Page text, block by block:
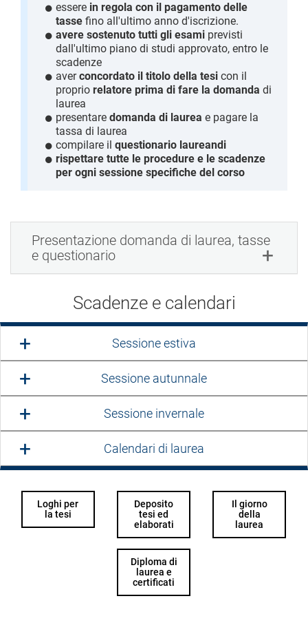
essere in regola con il pagamento delle
tasse fino all'ultimo anno d'iscrizione.
avere sostenuto tutti gli esami previsti
dall'ultimo piano di studi approvato, entro le
scadenze
averconcordato il titolo della tesi con il
proprio relatore prima di fare la domanda di
laurea
presentare domanda di laurea e pagare la
tassa di laurea
compilare il questionario laureandi
rispettare tutte le procedure e le scadenze
per ogni sessione specifiche del corso
Presentazione domanda di laurea, tasse
e questionario
Scadenze e calendari
Sessione estiva
Sessione autunnale
Sessione invernale
Calendari di laurea
Loghi per
la tesi
Deposito
tesi ed
elaborati
Il giorno
della
laurea
Diploma di
laurea e
certificati